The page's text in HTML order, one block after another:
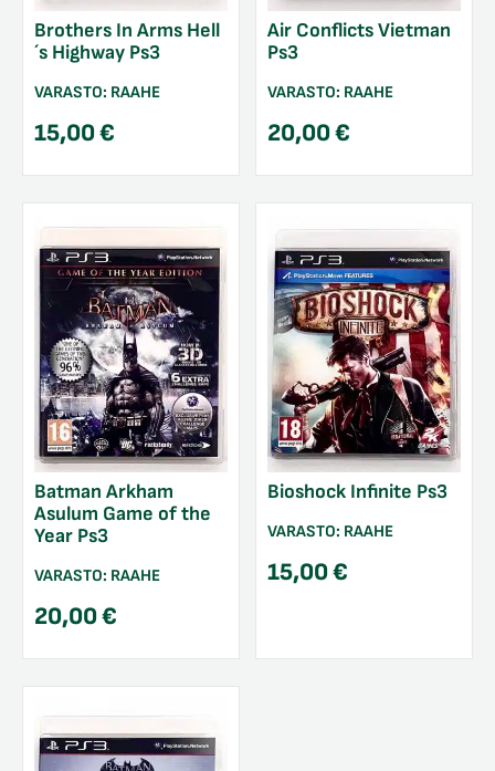
Brothers In Arms Hell
´s Highway Ps3
VARASTO: RAAHE
15,00€
Air Conflicts Vietman
Ps3
VARASTO: RAAHE
20,00€
Batman Arkham
Asulum Game of the
Year Ps3
VARASTO: RAAHE
20,00€
Bioshock Infinite Ps3
VARASTO: RAAHE
15,00€